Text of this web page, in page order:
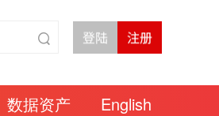
数据资产 English